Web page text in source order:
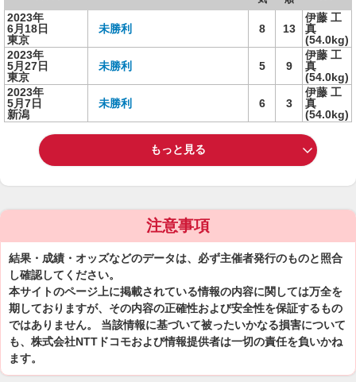
2023年
6月18日
東京
未勝利 8 13
伊藤 工
真
(54.0kg)
2023年
5月27日
東京
未勝利 5 9
伊藤 工
真
(54.0kg)
2023年
5月7日
新潟
未勝利 6 3
伊藤 工
真
(54.0kg)
もっと見る
注意事項
結果・成績・オッズなどのデータは、必ず主催者発行のものと照合
し確認してください。
本サイトのページ上に掲載されている情報の内容に関しては万全を
期しておりますが、その内容の正確性および安全性を保証するもの
ではありません。 当該情報に基づいて被ったいかなる損害について
も、株式会社NTTドコモおよび情報提供者は一切の責任を負いかね
ます。